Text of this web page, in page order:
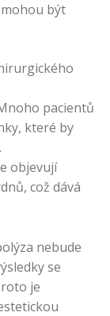
být
pacientů
které by
objevují
což dává
nebude
se
je